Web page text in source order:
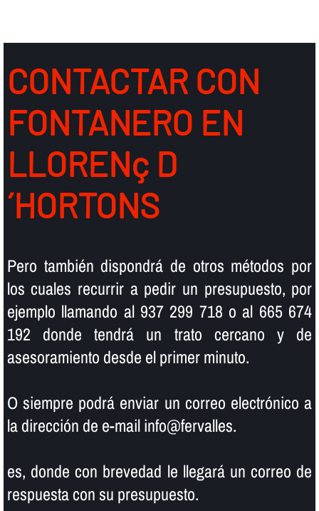
CONTACTAR CON
FONTANERO EN
LLORENç D
´HORTONS
Pero también dispondrá de otros métodos por
los cuales recurrir a pedir un presupuesto, por
ejemplo llamando al 937 299 718 o al 665 674
192 donde tendrá un trato cercano y de
asesoramiento desde el primer minuto.
O siempre podrá enviar un correo electrónico a
la dirección de e-mail info@fervalles.
es, donde con brevedad le llegará un correo de
respuesta con su presupuesto.